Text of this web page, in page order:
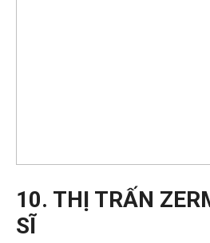
10. THỊ TRẤN
SĨ